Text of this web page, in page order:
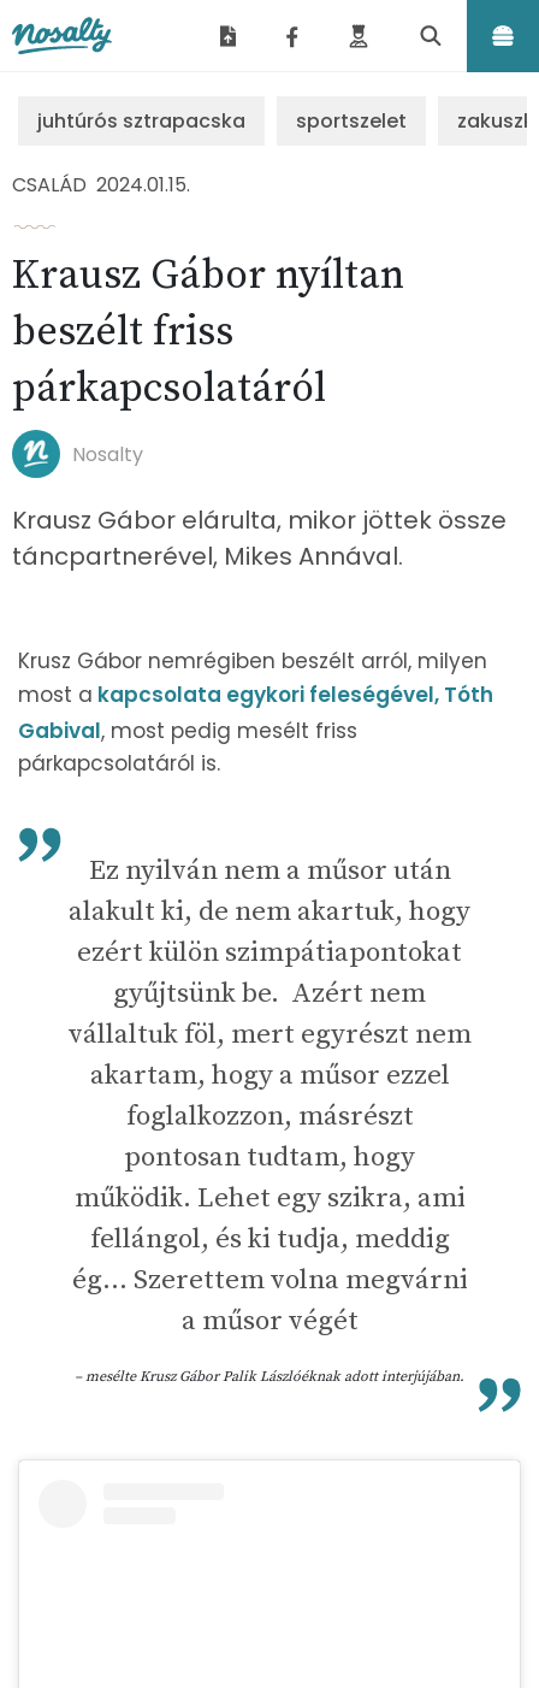
juhtúrós sztrapacska sportszelet
CSALÁD 2024.01.15.
Krausz Gábor nyíltan
beszélt friss
párkapcsolatáról
Nosalty
Krausz Gábor elárulta, mikor jöttek össze
táncpartnerével, Mikes Annával.
Krusz Gábor nemrégiben beszélt arról, milyen
most a kapcsolata egykori feleségével, Tóth
Gabival, most pedig mesélt friss
párkapcsolatáról is.
Ez nyilván nem a műsor után
alakult ki, de nem akartuk, hogy
ezért külön szimpátiapontokat
gyűjtsünk be. Azért nem
vállaltuk föl, mert egyrészt nem
akartam, hogy a műsor ezzel
foglalkozzon, másrészt
pontosan tudtam, hogy
működik. Lehet egy szikra, ami
fellángol, és ki tudja, meddig
ég… Szerettem volna megvárni
a műsor végét
– mesélte Krusz Gábor Palik Lászlóéknak adott interjújában.